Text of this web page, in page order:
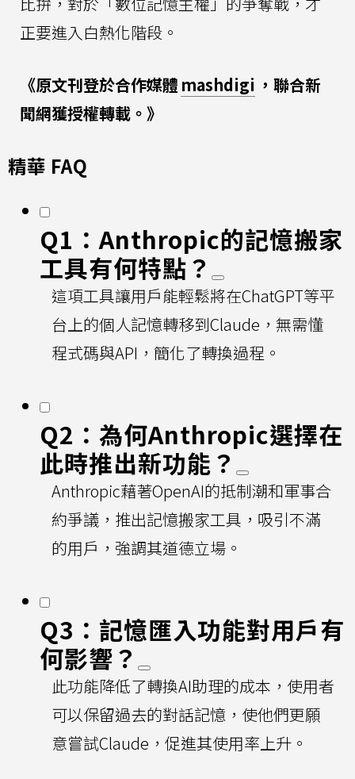
正要進入白熱化階段。
《原文刊登於合作媒體 mashdigi ，聯合新
聞網獲授權轉載。》
精華 FAQ
Q1：Anthropic的記憶搬家
工具有何特點？
這項工具讓用戶能輕鬆將在ChatGPT等平
台上的個人記憶轉移到Claude，無需懂
程式碼與API，簡化了轉換過程。
Q2：為何Anthropic選擇在
此時推出新功能？
Anthropic藉著OpenAI的抵制潮和軍事合
約爭議，推出記憶搬家工具，吸引不滿
的用戶，強調其道德立場。
Q3：記憶匯入功能對用戶有
何影響？
此功能降低了轉換AI助理的成本，使用者
可以保留過去的對話記憶，使他們更願
意嘗試Claude，促進其使用率上升。